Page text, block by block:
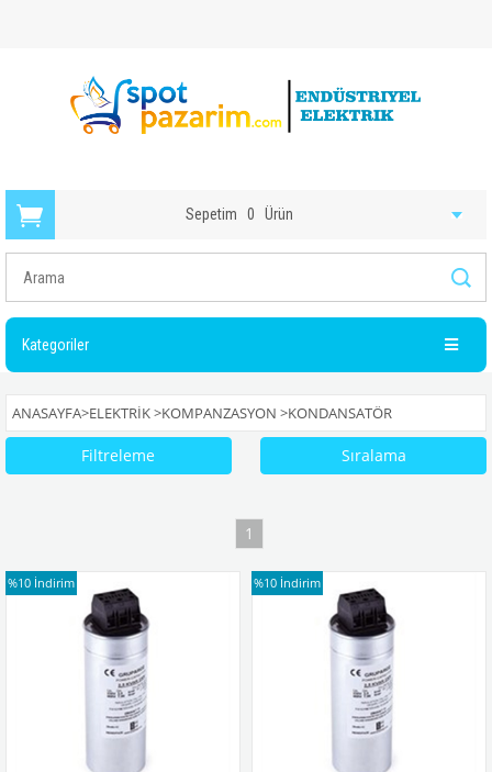
Sepetim 0 Ürün
Kategoriler
ANASAYFA>ELEKTRIK>KOMPANZASYON >KONDANSATÖR
Filtreleme Sıralama
1
%10 İndirim %10 İndirim